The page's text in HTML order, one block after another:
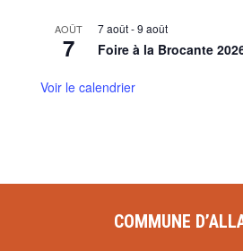
AOÛT
7
7 août-9 août
Foire à la Brocante
Voir le calendrier
COMMUNE